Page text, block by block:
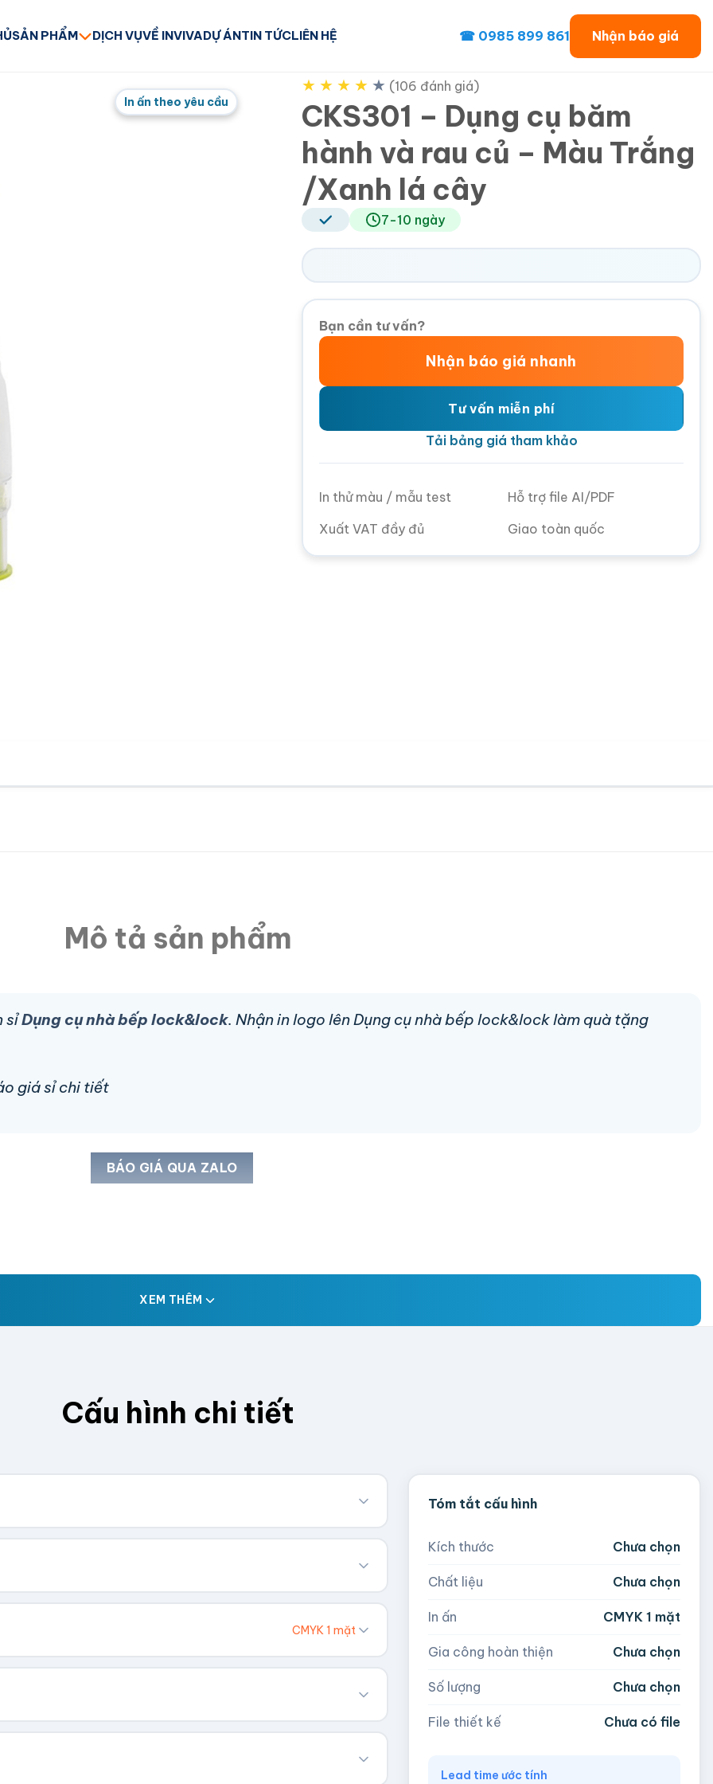
SẢN PHẨM DỊCH VỤVỀ INVIVADỰ ÁNTIN TỨCLIÊN HỆ ☎ 0985 899 861 Nhận báo giá
In ấn theo yêu cầu
★ ★ ★ ★ ★ (106 đánh giá)
CKS301 – Dụng cụ băm
hành và rau củ – Màu Trắng
/Xanh lá cây
7-10 ngày
Bạn cần tư vấn?
Nhận báo giá nhanh
Tư vấn miễn phí
Tải bảng giá tham khảo
In thử màu / mẫu test
Hỗ trợ file AI/PDF
Xuất VAT đầy đủ
Giao toàn quốc
Mô tả sản phẩm
sỉDụng cụ nhà bếp lock&lock. Nhận in logo lên Dụng cụ nhà bếp lock&lock làm quà tặng
giá sỉ chi tiết
BÁO GIÁ QUA ZALO
XEM THÊM
Cấu hình chi tiết
Chúng tôi sẽ tính toán kích thước tổng thể.
Cao (cm)
CMYK 1 mặt
Tóm tắt cấu hình
Kích thước Chưa chọn
Chất liệu Chưa chọn
In ấn CMYK 1 mặt
Gia công hoàn thiện Chưa chọn
Số lượng Chưa chọn
File thiết kế Chưa có file
Lead time ước tính